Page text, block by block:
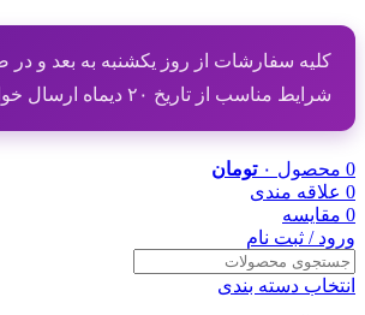
کلیه سفارشات از روز یکشنبه به بعد و
شرایط مناسب از تاریخ ۲۰ دیماه ارسال خواهد گردید
0 محصول ۰ تومان
0 علاقه مندی
0 مقایسه
ورود / ثبت نام
انتخاب دسته بندی